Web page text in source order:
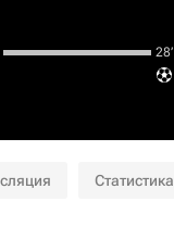
28‎’‎
Статистика